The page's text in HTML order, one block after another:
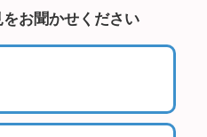
お聞かせください